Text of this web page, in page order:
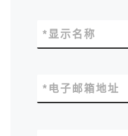
显示名称
*
电子邮箱地址
*